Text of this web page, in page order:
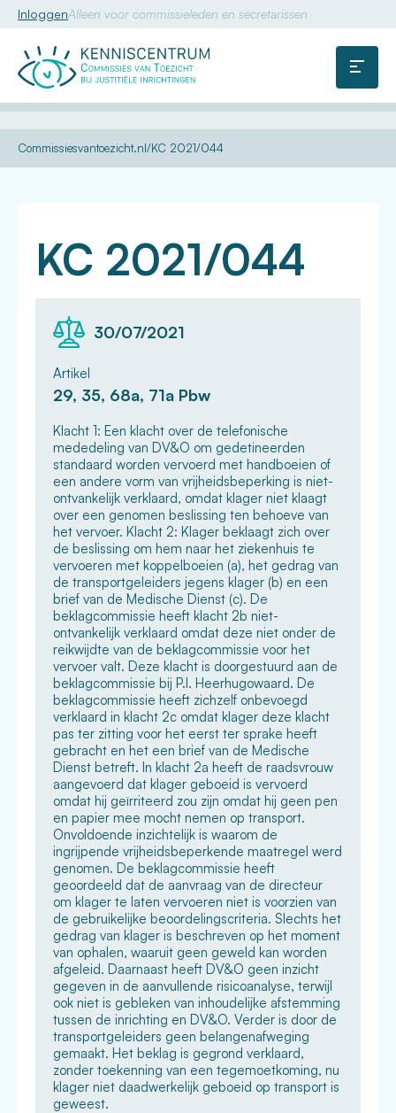
Commissie
Menu
InloggenAlleen voor commissieleden en secretarissen
U
hier:
Commissiesvantoezicht.nl
Uitspraken
KC 2021/044
KC 2021/044
30/07/2021
Artikel
29, 35, 68a, 71a Pbw
Klacht 1: Een klacht over de telefonische
mededeling van DV&O om gedetineerden
standaard worden vervoerd met handboeien of
een andere vorm van vrijheidsbeperking is niet-
ontvankelijk verklaard, omdat klager niet klaagt
over een genomen beslissing ten behoeve van
het vervoer. Klacht 2: Klager beklaagt zich over
de beslissing om hem naar het ziekenhuis te
vervoeren met koppelboeien (a), het gedrag van
de transportgeleiders jegens klager (b) en een
brief van de Medische Dienst (c). De
beklagcommissie heeft klacht 2b niet-
ontvankelijk verklaard omdat deze niet onder de
reikwijdte van de beklagcommissie voor het
vervoer valt. Deze klacht is doorgestuurd aan de
beklagcommissie bij P.I. Heerhugowaard. De
beklagcommissie heeft zichzelf onbevoegd
verklaard in klacht 2c omdat klager deze klacht
pas ter zitting voor het eerst ter sprake heeft
gebracht en het een brief van de Medische
Dienst betreft. In klacht 2a heeft de raadsvrouw
aangevoerd dat klager geboeid is vervoerd
omdat hij geïrriteerd zou zijn omdat hij geen pen
en papier mee mocht nemen op transport.
Onvoldoende inzichtelijk is waarom de
ingrijpende vrijheidsbeperkende maatregel werd
genomen. De beklagcommissie heeft
geoordeeld dat de aanvraag van de directeur
om klager te laten vervoeren niet is voorzien van
de gebruikelijke beoordelingscriteria. Slechts het
gedrag van klager is beschreven op het moment
van ophalen, waaruit geen geweld kan worden
afgeleid. Daarnaast heeft DV&O geen inzicht
gegeven in de aanvullende risicoanalyse, terwijl
ook niet is gebleken van inhoudelijke afstemming
tussen de inrichting en DV&O. Verder is door de
transportgeleiders geen belangenafweging
gemaakt. Het beklag is gegrond verklaard,
zonder toekenning van een tegemoetkoming, nu
klager niet daadwerkelijk geboeid op transport is
geweest.